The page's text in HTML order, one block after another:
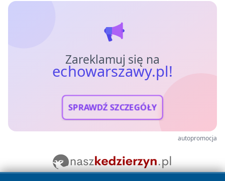
Zareklamuj się na
echowarszawy.pl!
SPRAWDŹ SZCZEGÓŁY
autopromocja